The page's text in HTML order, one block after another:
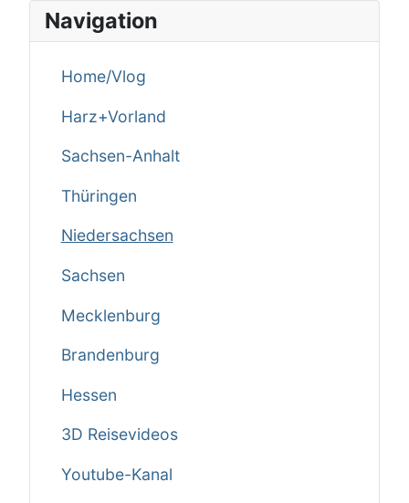
Navigation
Home/Vlog
Harz+Vorland
Sachsen-Anhalt
Thüringen
Niedersachsen
Sachsen
Mecklenburg
Brandenburg
Hessen
3D Reisevideos
Youtube-Kanal